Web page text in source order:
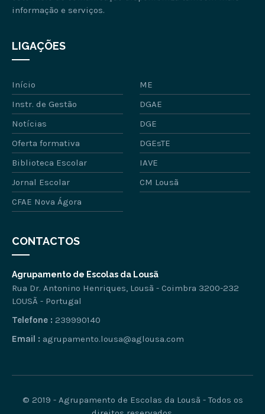
informação e serviços.
LIGAÇÕES
Início
ME
Instr. de Gestão
DGAE
Notícias
DGE
Oferta formativa
DGEsTE
Biblioteca Escolar
IAVE
Jornal Escolar
CM Lousã
CFAE Nova Ágora
CONTACTOS
Agrupamento de Escolas da Lousã
Rua Dr. Antonino Henriques, Lousã - Coimbra 3200-232
LOUSÃ - Portugal
Telefone : 239990140
Email : agrupamento.lousa@aglousa.com
© 2019 - Agrupamento de Escolas da Lousã - Todos os